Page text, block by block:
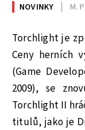
NOVINKY M.
Torchlight je
Ceny herních
(Game
2009), se
Torchlight II
titulů, jako je